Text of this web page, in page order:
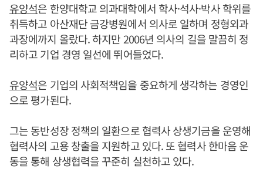
유양석은 한양대학교 의과대학에서 학사·석사·박사 학위를
취득하고 아산재단 금강병원에서 의사로 일하며 정형외과
과장에까지 올랐다. 하지만 2006년 의사의 길을 말끔히 정
리하고 기업 경영 일선에 뛰어들었다.
유양석은 기업의 사회적책임을 중요하게 생각하는 경영인
으로 평가된다.
그는 동반성장 정책의 일환으로 협력사 상생기금을 운영해
협력사의 고용 창출을 지원하고 있다. 또 협력사 한마음 운
동을 통해 상생협력을 꾸준히 실천하고 있다.